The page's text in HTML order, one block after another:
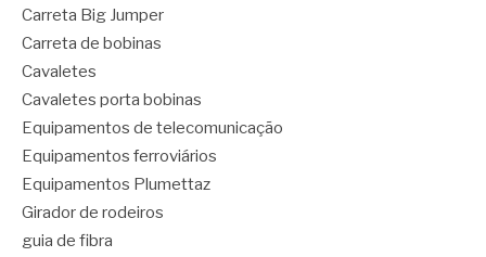
Carreta Big Jumper
Carreta de bobinas
Cavaletes
Cavaletes porta bobinas
Equipamentos de telecomunicação
Equipamentos ferroviários
Equipamentos Plumettaz
Girador de rodeiros
guia de fibra